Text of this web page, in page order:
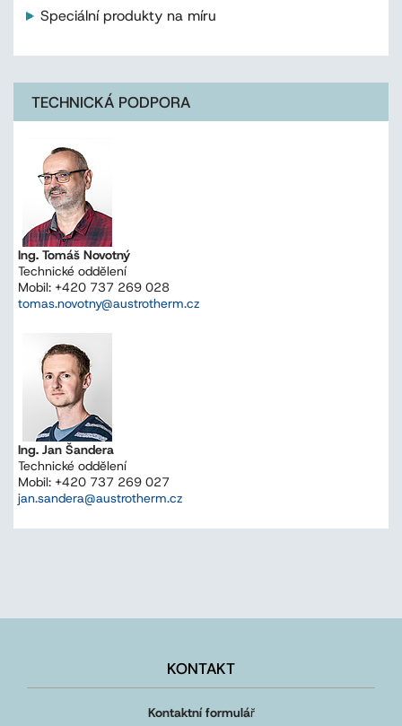
Speciální produkty na míru
TECHNICKÁ PODPORA
Ing. Tomáš Novotný
Technické oddělení
Mobil: +420 737 269 028
tomas.novotny@austrotherm.cz
Ing. Jan Šandera
Technické oddělení
Mobil: +420 737 269 027
jan.sandera@austrotherm.cz
KONTAKT
Kontaktní formulář